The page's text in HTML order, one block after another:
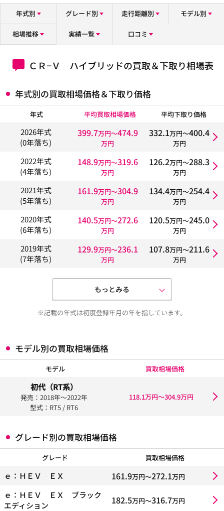
年式別 グレード別 走行距離別 モデル別
相場推移 実績一覧 口コミ
ＣＲ−Ｖ ハイブリッドの買取＆下取り相場表
年式別の買取相場価格＆下取り価格
年式 平均買取相場価格 平均下取り価格
2026年式
(0年落ち)
399.7万円〜474.9
万円
332.1万円〜400.4
万円
2022年式
(4年落ち)
148.9万円〜319.6
万円
126.2万円〜288.3
万円
2021年式
(5年落ち)
161.9万円〜304.9
万円
134.4万円〜254.4
万円
2020年式
(6年落ち)
140.5万円〜272.6
万円
120.5万円〜245.0
万円
2019年式
(7年落ち)
129.9万円〜236.1
万円
107.8万円〜211.6
万円
もっとみる
※記載の年式は初度登録年月の年を指しています。
モデル別の買取相場価格
モデル 買取相場価格
初代（RT系）
発売：2018年〜2022年
型式：RT5 / RT6
118.1万円〜304.9万円
グレード別の買取相場価格
グレード 買取相場価格
ｅ：ＨＥＶ ＥＸ 161.9万円〜272.1万円
ｅ：ＨＥＶ ＥＸ ブラック
エディション
182.5万円〜316.7万円